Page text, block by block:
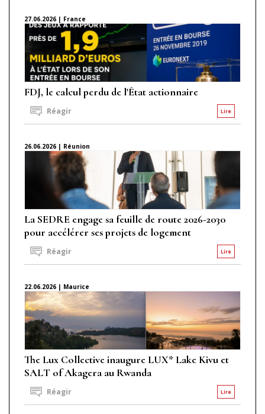
27.06.2026 | France
FDJ, le calcul perdu de l'État actionnaire
Lire
Réagir
26.06.2026 | Réunion
La SEDRE engage sa feuille de route 2026-2030
pour accélérer ses projets de logement
Lire
Réagir
22.06.2026 | Maurice
The Lux Collective inaugure LUX* Lake Kivu et
SALT of Akagera au Rwanda
Lire
Réagir